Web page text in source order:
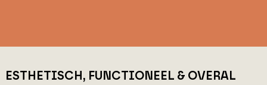
ESTHETISCH, FUNCTIONEEL & OVERAL